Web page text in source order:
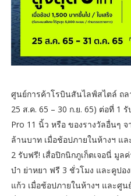
ศูนย์การค้าโรบินสันไลฟ์สไตล์ ถ
25 ส.ค. 65 – 30 ก.ย. 65) ต่อที่ 1
Pro 11 นิ้ว หรือ ของรางวัลอื่นๆ
ล้านบาท เมื่อช้อปภายในห้างฯ แ
2 รับฟรี! เสื่อปิกนิกภูเก็ตเจอนี่ มูล
บ๋า ย่าหยา ฟรี 3 ชั่วโมง และคูปอ
แก้ว เมื่อช้อปภายในห้างฯ และศู